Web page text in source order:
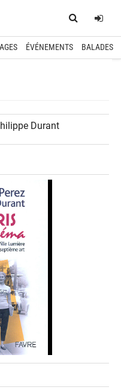
ÉVÉNEMENTS BALADES
Durant